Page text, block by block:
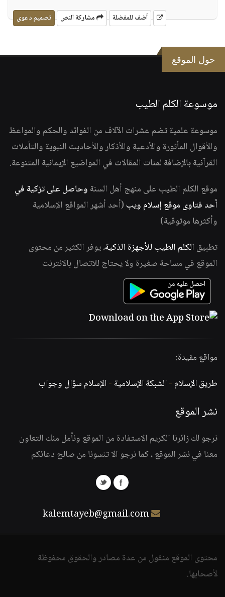
أضف للمفضلة مشاركة النص تصميم دعوي
حول الموقع
موسوعة الكلم الطيب
موسوعة علمية تضم عشرات الآلاف من الفوائد والحكم والمواعظ
والأقوال المأثورة والأدعية والأذكار والأحاديث النبوية والتأملات
القرآنية بالإضافة لمئات المقالات في المواضيع الإيمانية المتنوعة.
موقع الكلم الطيب على منهج أهل السنة وحاصل على تزكية في
أحد فتاوى موقع إسلام ويب (أحد أشهر المواقع الإسلامية
وأكثرها موثوقية)
تطبيق الكلم الطيب للأجهزة الذكية، يوفر الكثير من محتوى
الموقع في مساحة صغيرة ولا يحتاج للاتصال بالانترنت
مواقع مفيدة:
طريق الإسلام -الشبكة الإسلامية -الإسلام سؤال وجواب
نشر الموقع
نرجو لك زائرنا الكريم الاستفادة من الموقع ونأمل منك التعاون
معنا في نشر الموقع ، كما نرجو الا تنسونا من صالح دعائكم
kalemtayeb@gmail.com
محتوى الموقع منقول من عدة مصادر والحقوق محفوظة
لأصحابها.